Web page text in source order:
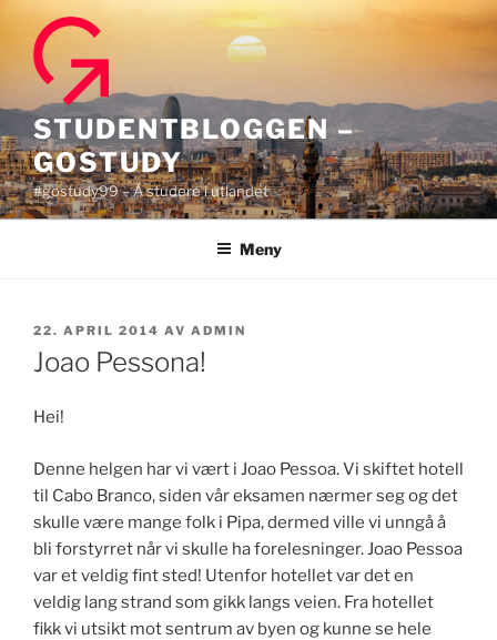
innhold
STUDENTBLOGGEN –
GOSTUDY
#gostudy99 – Å studere i utlandet
Meny
PUBLISERT
22. APRIL 2014 AV ADMIN
Joao Pessona!
Hei!
Denne helgen har vi vært i Joao Pessoa. Vi skiftet hotell
til Cabo Branco, siden vår eksamen nærmer seg og det
skulle være mange folk i Pipa, dermed ville vi unngå å
bli forstyrret når vi skulle ha forelesninger. Joao Pessoa
var et veldig fint sted! Utenfor hotellet var det en
veldig lang strand som gikk langs veien. Fra hotellet
fikk vi utsikt mot sentrum av byen og kunne se hele